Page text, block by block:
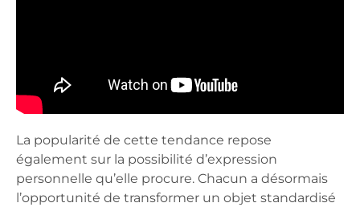
La popularité de cette tendance repose
également sur la possibilité d’expression
personnelle qu’elle procure. Chacun a désormais
l’opportunité de transformer un objet standardisé